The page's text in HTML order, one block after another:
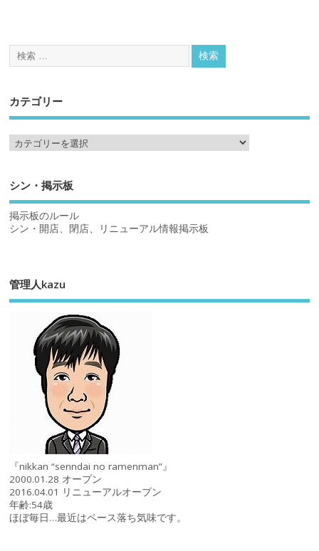
カテゴリー
シン・掲示板
掲示板のルール
シン・開店、閉店、リニューアル情報掲示板
管理人kazu
『nikkan “senndai no ramenman”』
2000.01.28 オープン
2016.04.01 リニューアルオープン
年齢:54歳
ほぼ毎日…最近はペース落ち気味です。